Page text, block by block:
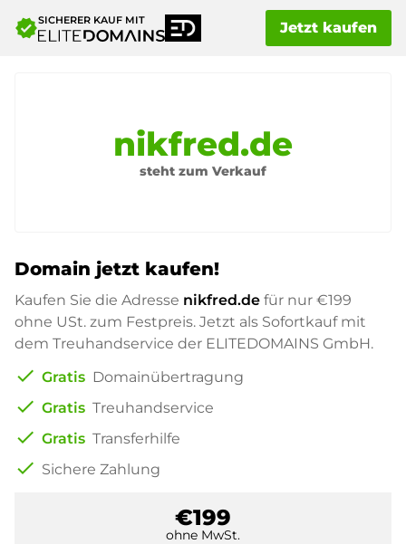
verifiedSICHERER KAUF MIT Jetzt kaufen
nikfred.de
steht zum Verkauf
Domain jetzt kaufen!
Kaufen Sie die Adresse nikfred.de für nur €199
ohne USt. zum Festpreis. Jetzt als Sofortkauf mit
dem Treuhandservice der ELITEDOMAINS GmbH.
check Gratis Domainübertragung
check Gratis Treuhandservice
check Gratis Transferhilfe
check Sichere Zahlung
€199
ohne MwSt.